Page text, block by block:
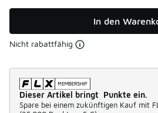
In den
Nicht rabattfähig
Dieser Artikel bringt Punkte ein.
Spare bei einem zukünftigen Kauf mit